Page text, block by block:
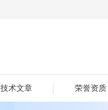
技术文章 荣誉资质